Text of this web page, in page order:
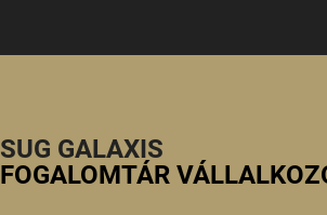
SUG GALAXIS
FOGALOMTÁR